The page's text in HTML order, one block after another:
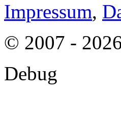
Impressum,
© 2007 -
Debug